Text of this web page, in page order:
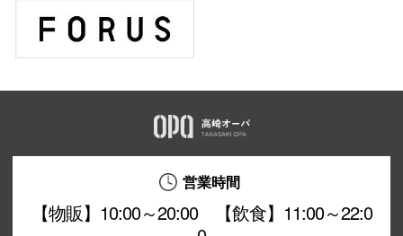
営業時間
【物販】10:00～20:00 【飲食】11:00～22:0